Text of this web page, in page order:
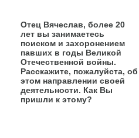
Отец Вячеслав, более 20
лет вы занимаетесь
поиском и захоронением
павших в годы Великой
Отечественной войны.
Расскажите, пожалуйста, об
этом направлении своей
деятельности. Как Вы
пришли к этому?